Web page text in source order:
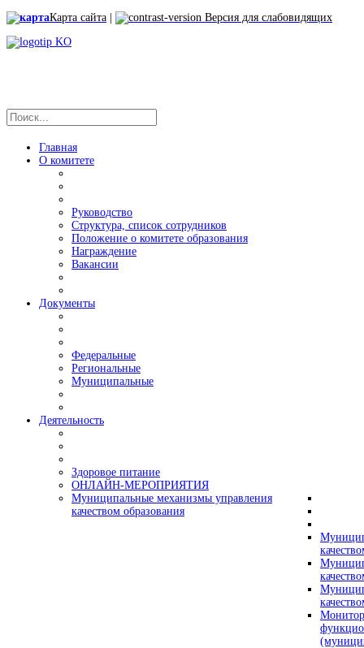
Карта сайта Версия для слабовидящих
Главная
О комитете
Руководство
Структура, список сотрудников
Положение о комитете образования
Награждение
Вакансии
Документы
Федеральные
Региональные
Муниципальные
Деятельность
Здоровое питание
ОНЛАЙН-МЕРОПРИЯТИЯ
Муниципальные механизмы управления
качеством образования